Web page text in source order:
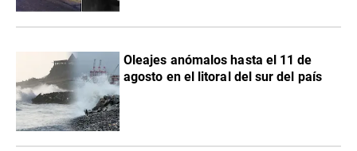
Oleajes anómalos hasta el 11 de
agosto en el litoral del sur del país